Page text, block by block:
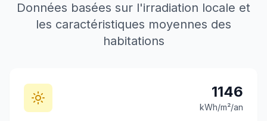
Données basées sur l'irradiation locale et
les caractéristiques moyennes des
habitations
1146
kWh/m²/an